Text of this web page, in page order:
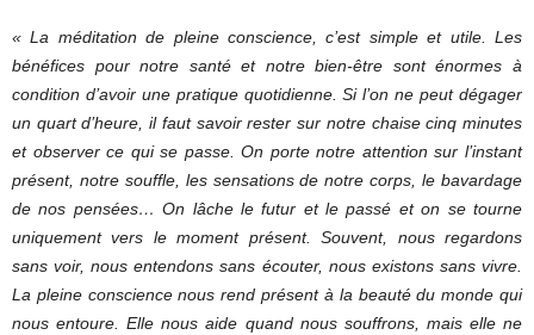
« La méditation de pleine conscience, c’est simple et utile. Les
bénéfices pour notre santé et notre bien-être sont énormes à
condition d’avoir une pratique quotidienne. Si l’on ne peut dégager
un quart d’heure, il faut savoir rester sur notre chaise cinq minutes
et observer ce qui se passe. On porte notre attention sur l’instant
présent, notre souffle, les sensations de notre corps, le bavardage
de nos pensées… On lâche le futur et le passé et on se tourne
uniquement vers le moment présent. Souvent, nous regardons
sans voir, nous entendons sans écouter, nous existons sans vivre.
La pleine conscience nous rend présent à la beauté du monde qui
nous entoure. Elle nous aide quand nous souffrons, mais elle ne